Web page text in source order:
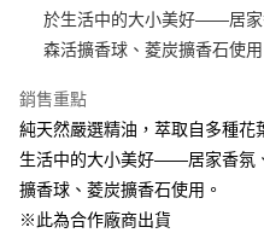
大哥付你分期
相關說明
1.本服務由台灣大哥大提供，台灣大
流程，驗證手機門號後，選擇欲分
成交易。
3.實際核准額度、可分期數及費用金
4.訂單成立30分鐘內，如未前往確認
消。如遇「轉專審核」未通過狀況
ATM付款
運送方式
宅配【父親節大回饋】限時$299
每筆NT$150，滿NT$299(含以上
於生活中的大小美好——居家
森活擴香球、菱炭擴香石使用
銷售重點
純天然嚴選精油，萃取自多種
生活中的大小美好——居家香氛
擴香球、菱炭擴香石使用。
※此為合作廠商出貨